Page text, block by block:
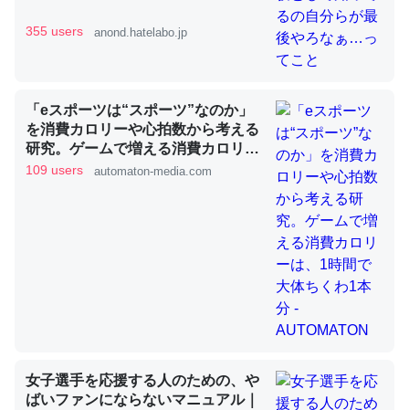
昆虫ってカルシウム少ないのか。知らんかった。調べたら
コオロギのカルシウム分はエビの600分の1程度。
論文では「淡水はカルシウムも酸素も不足してて両方に不
利だから両方が拮抗してるのでは」とあって面白い。海に
いる鋏角類（カブトガニ・ウミグモ）はカルシウムを使わ
ずキチンを強化してる筈だが、酵素が違うのか？
─ニュース :: 【研究発表】昆虫学の大問題＝「昆虫はなぜ海にいな
355 users anond.hatelabo.jp
「eスポーツは“スポーツ”なのか」
を消費カロリーや心拍数から考える
研究。ゲームで増える消費カロリー
は、1時間で大体ちくわ1本分 -
109 users automaton-media.com
女子選手を応援する人のための、や
ばいファンにならないマニュアル｜